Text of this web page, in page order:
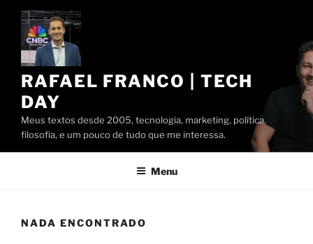
Pular
conteúdo
RAFAEL FRANCO | TECH
DAY
Meus textos desde 2005, tecnologia, marketing, política,
filosofia, e um pouco de tudo que me interessa.
Menu
NADA ENCONTRADO